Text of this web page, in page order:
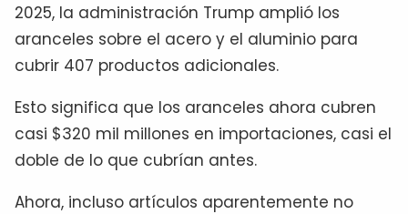
2025, la administración Trump amplió los
aranceles sobre el acero y el aluminio para
cubrir 407 productos adicionales.
Esto significa que los aranceles ahora cubren
casi $320 mil millones en importaciones, casi el
doble de lo que cubrían antes.
Ahora, incluso artículos aparentemente no